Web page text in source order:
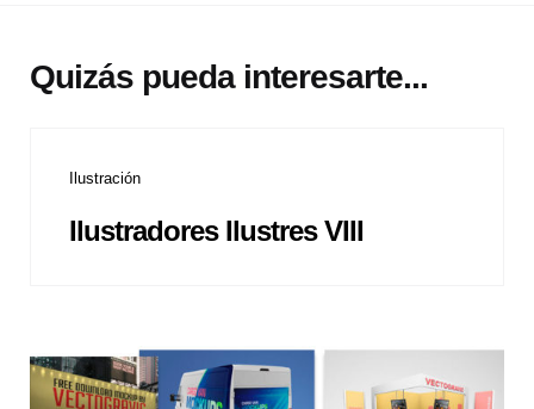
Quizás pueda interesarte...
Ilustración
Ilustradores Ilustres VIII